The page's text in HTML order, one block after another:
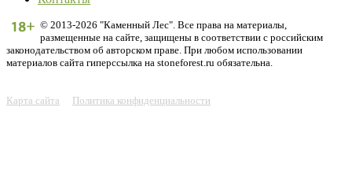
© 2013-2026 "Каменный Лес". Все права на материалы,
размещенные на сайте, защищены в соответствии с российским
законодательством об авторском праве. При любом использовании
материалов сайта гиперссылка на stoneforest.ru обязательна.
Карта сайта Политика конфиденциальности